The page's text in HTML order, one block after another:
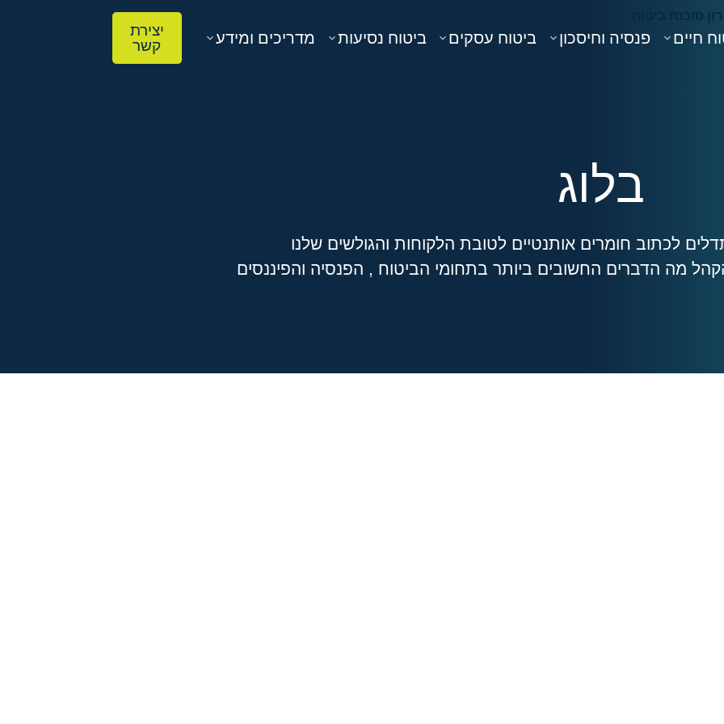
חיים פנסיה וחיסכון ביטוח עסקים ביטוח נסיעות מדריכים ומידע יצירת
קשר
בלוג
לכתוב חומרים אותנטיים לטובת הלקוחות והגולשים שלנו
מה הדברים החשובים ביותר בתחומי הביטוח , הפנסיה והפיננסים